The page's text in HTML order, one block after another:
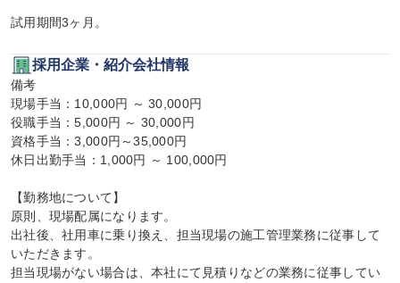
試用期間3ヶ月。
採用企業・紹介会社情報
備考
現場手当：10,000円 ～ 30,000円
役職手当：5,000円 ～ 30,000円
資格手当：3,000円～35,000円
休日出勤手当：1,000円 ～ 100,000円
【勤務地について】
原則、現場配属になります。
出社後、社用車に乗り換え、担当現場の施工管理業務に従事して
いただきます。
担当現場がない場合は、本社にて見積りなどの業務に従事してい